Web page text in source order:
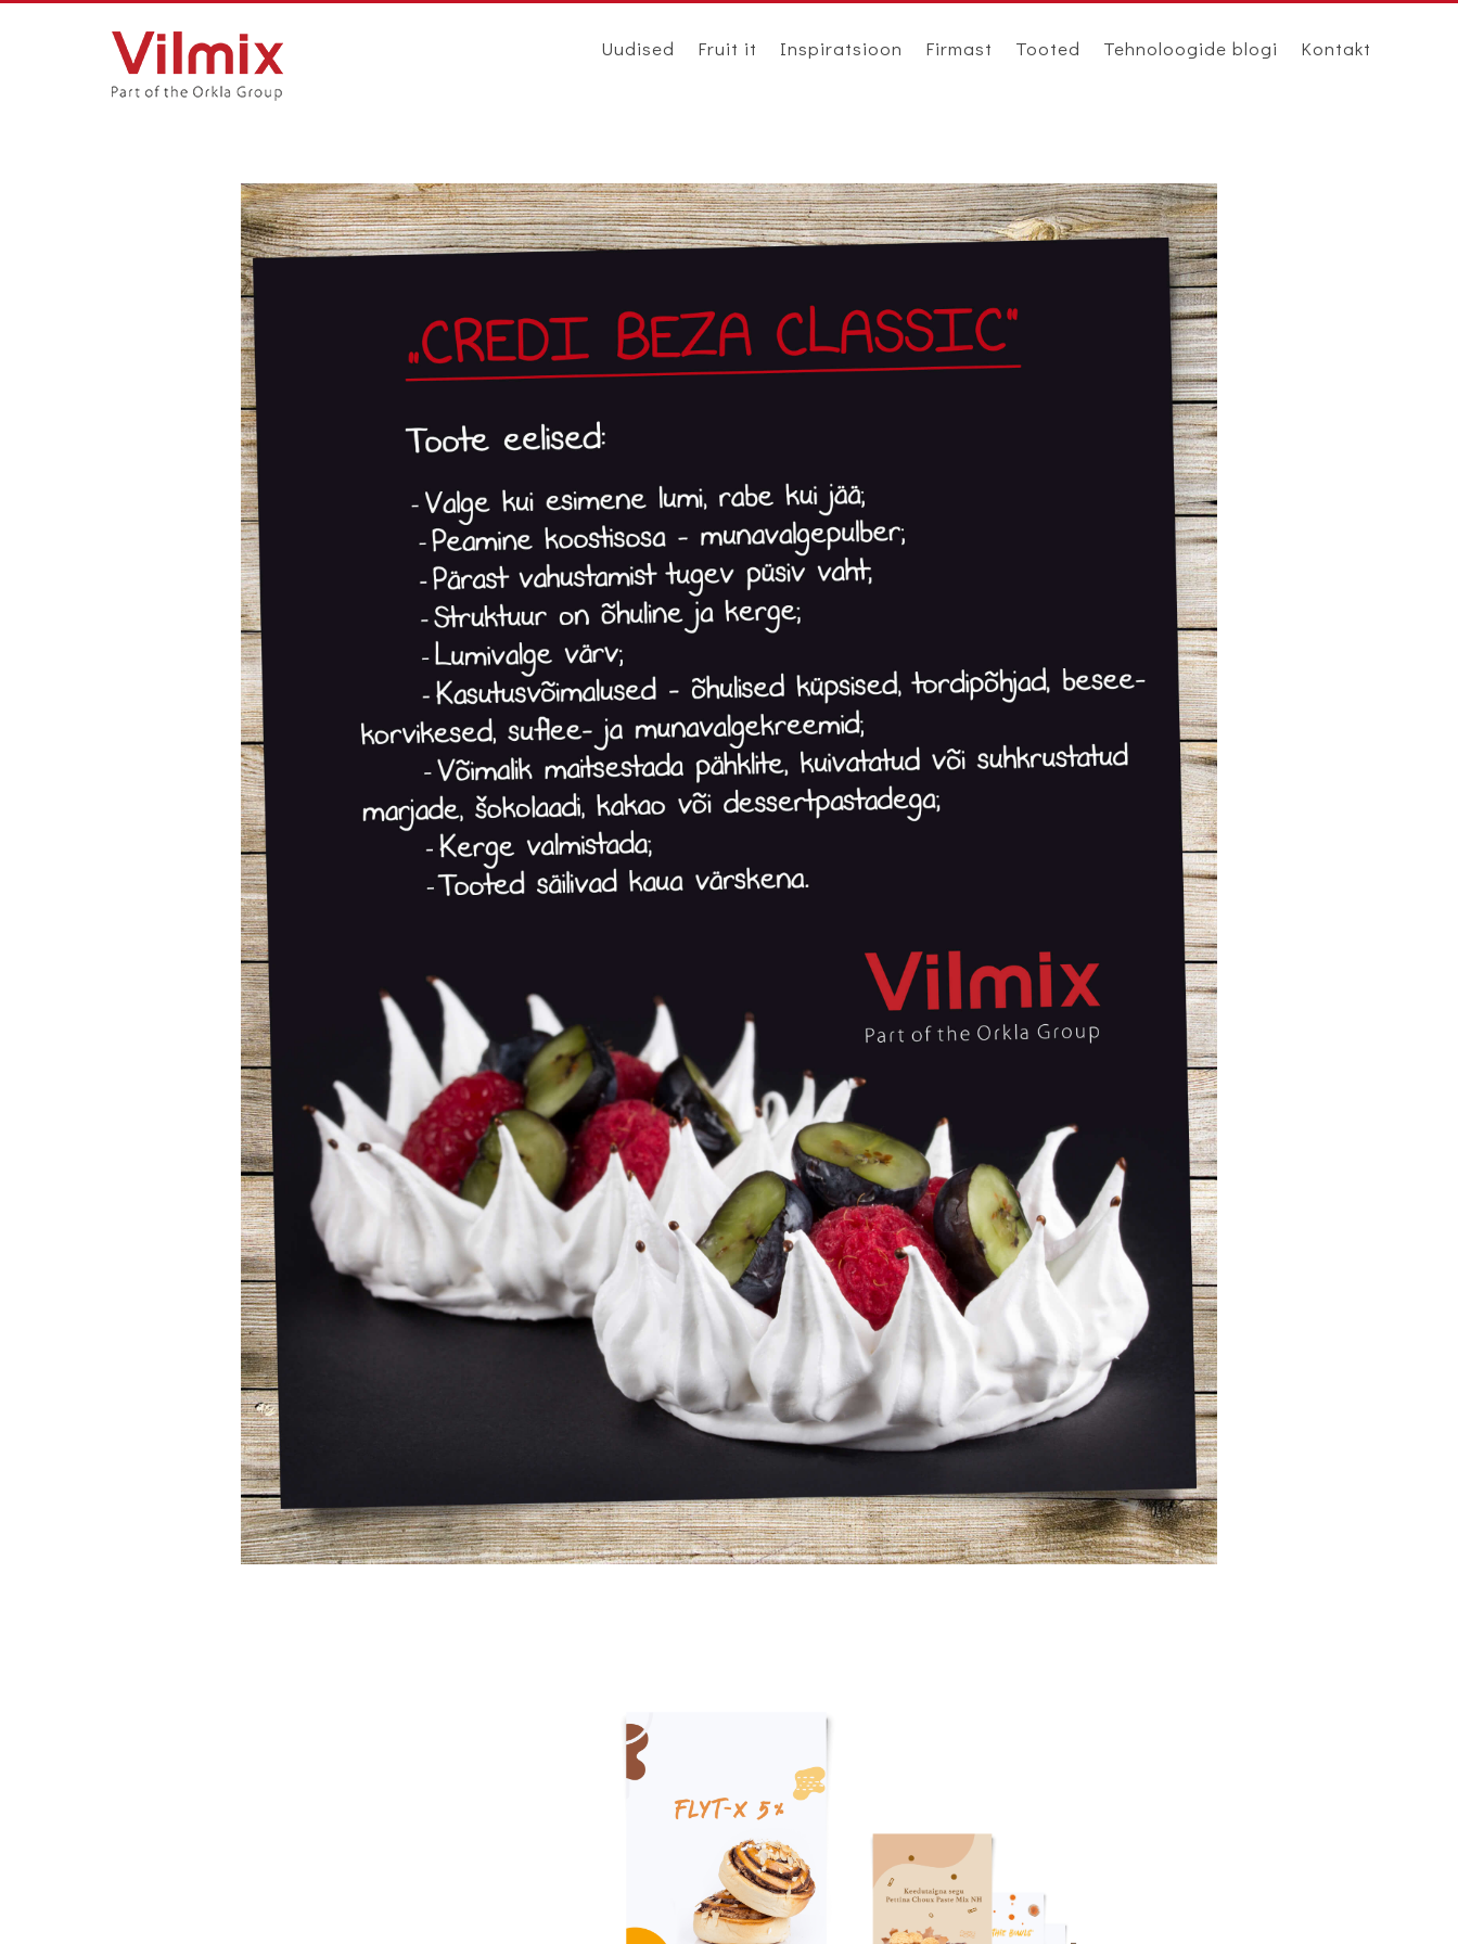
Uudised Fruit it Inspiratsioon Firmast Tooted Tehnoloogide blogi Kontakt